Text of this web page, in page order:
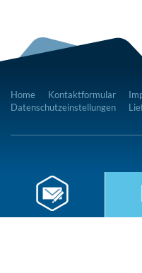
Home Kontaktformular
Datenschutzeinstellungen
RWS Gruppe
Gebäudeservice